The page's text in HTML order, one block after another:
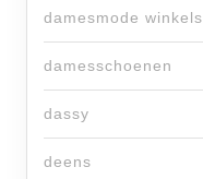
damesmode winkels
damesschoenen
dassy
deens